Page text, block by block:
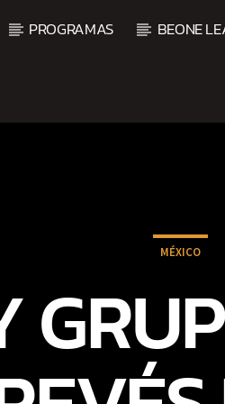
PROGRAMAS BEONE
MÉXICO